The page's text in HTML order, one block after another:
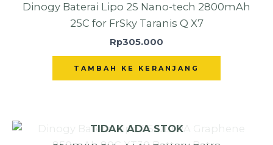
Dinogy Baterai Lipo 2S Nano-tech 2800mAh
25C for FrSky Taranis Q X7
Rp305.000
TAMBAH KE KERANJANG
TIDAK ADA STOK